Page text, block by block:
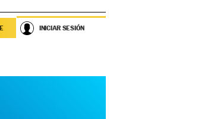
INICIAR SESIÓN